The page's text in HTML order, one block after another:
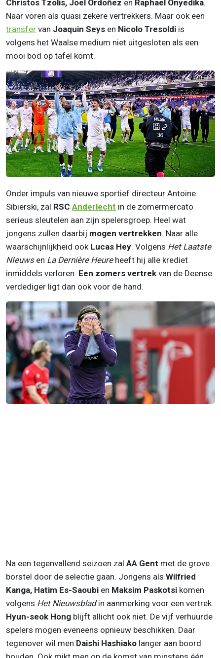
Christos Tzolis, Joel Ordoñez en Raphael Onyedika.
Naar voren als quasi zekere vertrekkers. Maar ook een
transfer van Joaquin Seys en Nicolo Tresoldi is
volgens het Waalse medium niet uitgesloten als een
mooi bod op tafel komt.
Onder impuls van nieuwe sportief directeur Antoine
Sibierski, zal RSC Anderlecht in de zomermercato
serieus sleutelen aan zijn spelersgroep. Heel wat
jongens zullen daarbij mogen vertrekken. Naar alle
waarschijnlijkheid ook Lucas Hey. Volgens Het Laatste
NIeuwsen La Dernière Heureheeft hij alle krediet
inmiddels verloren. Een zomers vertrek van de Deense
verdediger ligt dan ook voor de hand.
Na een tegenvallend seizoen zal AA Gent met de grove
borstel door de selectie gaan. Jongens als Wilfried
Kanga, Hatim Es-Saoubi en Maksim Paskotsi komen
volgens Het Nieuwsbladin aanmerking voor een vertrek.
Hyun-seok Hong blijft allicht ook niet. De vijf verhuurde
spelers mogen eveneens opnieuw beschikken. Daar
tegenover wil men Daishi Hashiako langer aan boord